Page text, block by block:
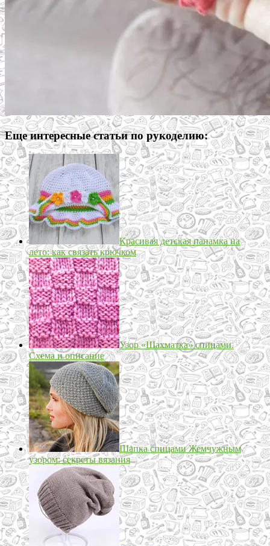
Еще интересные статьи по рукоделию:
Красивая детская панамка на
лето: как связать крючком
Узор «Шахматка» спицами.
Схема и описание
Шапка спицами Жемчужным
узором: секреты вязания